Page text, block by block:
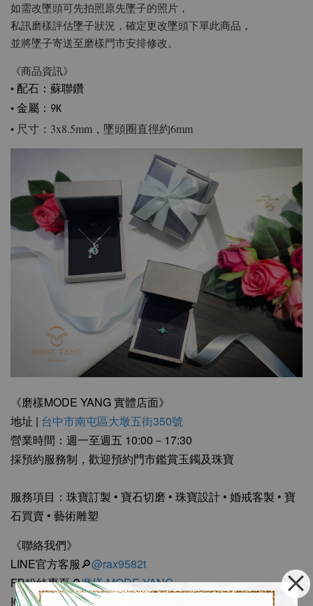
如需改墜頭可先拍照原先墜子的照片，
私訊磨樣評估墜子狀況，確定更改墜頭下單此商品，
並將墜子寄送至磨樣門市安排修改。
《商品資訊》
• 配石 ：蘇聯鑽
• 金屬：9K
• 尺寸：3x8.5mm，墜頭圈直徑約6mm
《磨樣MODE YANG 實體店面》
地址 | 台中市南屯區大墩五街350號
營業時間：週一至週五 10:00－17:30
採預約服務制，歡迎預約門市鑑賞玉鐲及珠寶
服務項目：珠寶訂製 • 寶石切磨 • 珠寶設計 • 婚戒客製 • 寶
石買賣 • 藝術雕塑
《聯絡我們》
LINE官方客服🔎@rax9582t
FB粉絲專頁🔎磨樣 MODE YANG
IG小盒子🔎mode_yang